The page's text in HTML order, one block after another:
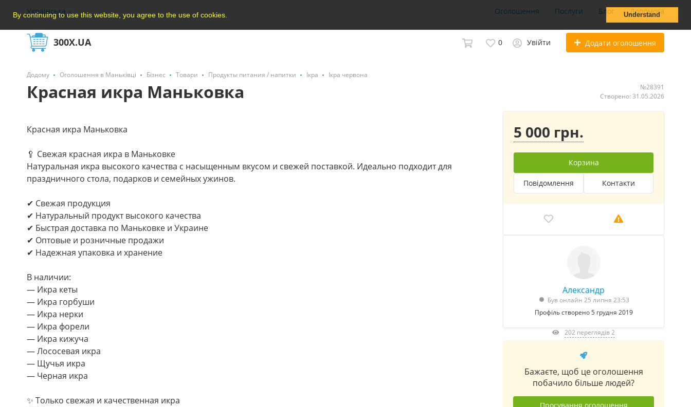
By continuing to use this website, you agree to the use of cookies. Understand
Українська Оголошення Послуги Блог Допомога
300X.UA 0 Увійти Додати оголошення
Додому Оголошення в Маньківці Бізнес Товари Продукты питания / напитки Ікра Ікра червона
Красная икра Маньковка
№28391
Створено: 31.05.2026
Красная икра Маньковка
🥄 Свежая красная икра в Маньковке
Натуральная икра высокого качества с насыщенным вкусом и свежей поставкой. Идеально подходит для
праздничного стола, подарков и семейных ужинов.
✔ Свежая продукция
✔ Натуральный продукт высокого качества
✔ Быстрая доставка по Маньковке и Украине
✔ Оптовые и розничные продажи
✔ Надежная упаковка и хранение
В наличии:
— Икра кеты
— Икра горбуши
— Икра нерки
— Икра форели
— Икра кижуча
— Лососевая икра
— Щучья икра
— Черная икра
✨ Только свежая и качественная икра
5 000 грн.
Корзина
Повідомлення Контакти
Александр
Був онлайн 25 липня 23:53
Профіль створено 5 грудня 2019
202 переглядів 2
Бажаєте, щоб це оголошення
побачило більше людей?